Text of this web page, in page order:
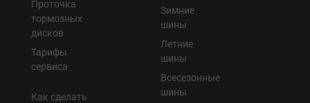
Проточка
тормозных
дисков
Тарифы
сервиса
Как сделать
Зимние
шины
Летние
шины
Всесезонные
шины